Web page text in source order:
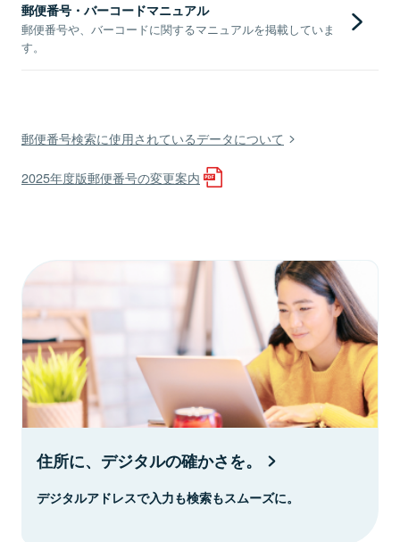
郵便番号・バーコードマニュアル
郵便番号や、バーコードに関するマニュアルを掲載していま
す。
郵便番号検索に使用されているデータについて
2025年度版郵便番号の変更案内
住所に、デジタルの確かさを。
デジタルアドレスで入力も検索もスムーズに。